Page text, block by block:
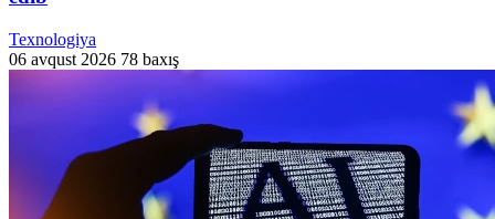
Texnologiya
06 avqust 2026 78 baxış